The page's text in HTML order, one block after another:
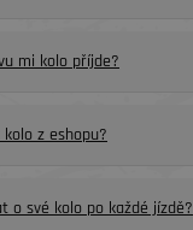
mi kolo příjde?
z eshopu?
o své kolo po každé jízdě?